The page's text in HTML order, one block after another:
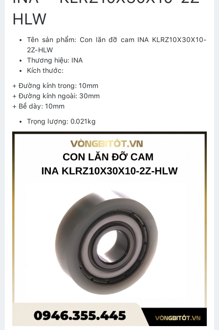
HLW
Tên sản phẩm: Con lăn đỡ cam INA KLRZ10X30X10-
2Z-HLW
Thương hiệu: INA
Kích thước:
+ Đường kính trong: 10mm
+ Đường kính ngoài: 30mm
+ Bề dày: 10mm
Trọng lượng: 0.021kg